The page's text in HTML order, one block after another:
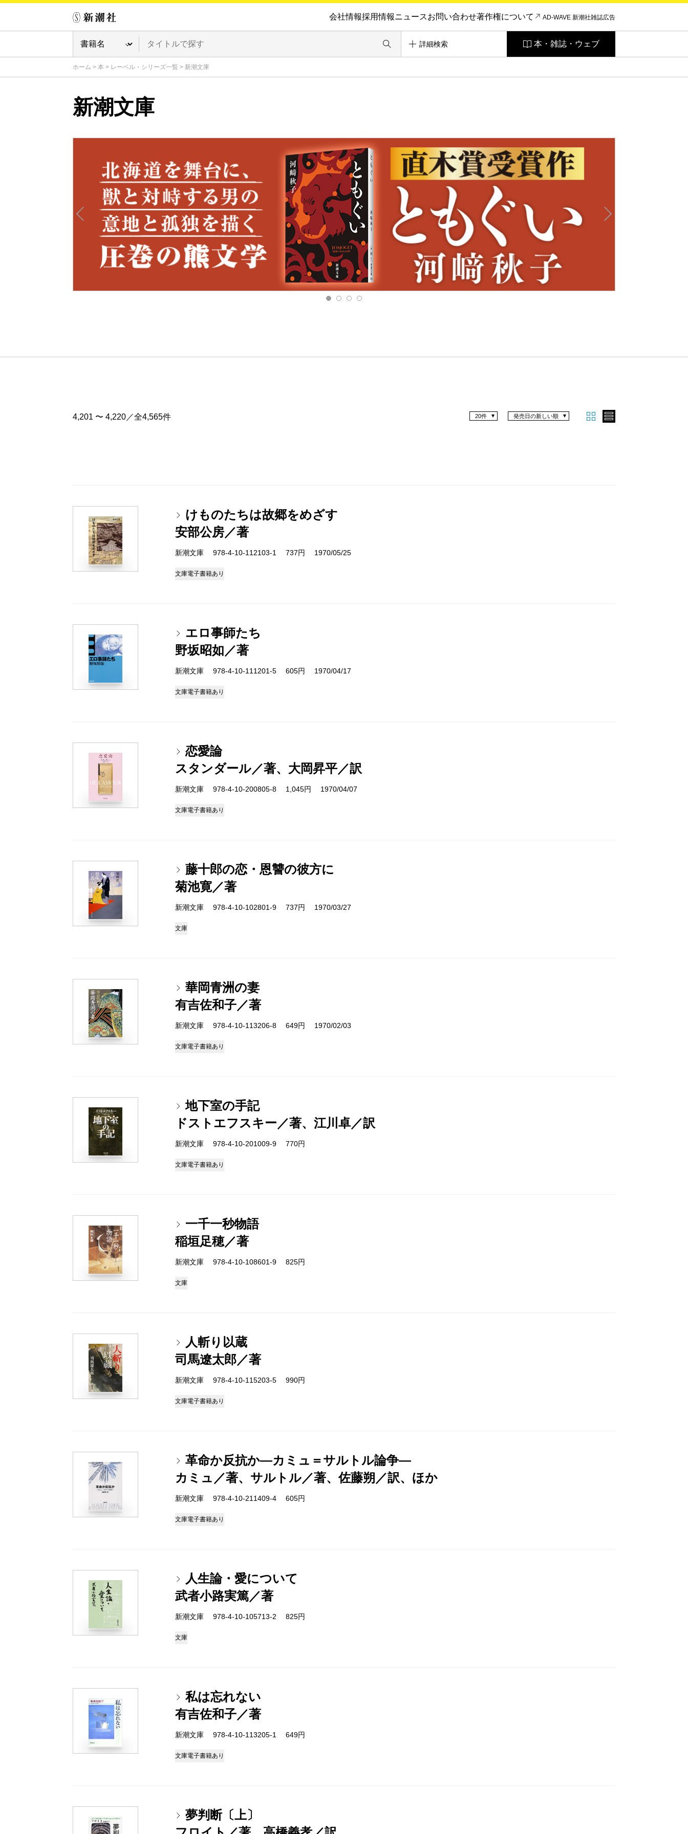
会社情報採用情報ニュースお問い合わせ著作権について AD-WAVE 新潮社雑誌広告
詳細検索 本・雑誌・ウェブ
ホーム > 本 > レーベル・シリーズ一覧 > 新潮文庫
新潮文庫
4,201 〜 4,220／全4,565件 発売日の新しい順
20件
けものたちは故郷をめざす
安部公房／著
新潮文庫 978-4-10-112103-1 737円 1970/05/25
文庫電子書籍あり
エロ事師たち
野坂昭如／著
新潮文庫 978-4-10-111201-5 605円 1970/04/17
文庫電子書籍あり
恋愛論
スタンダール／著、大岡昇平／訳
新潮文庫 978-4-10-200805-8 1,045円 1970/04/07
文庫電子書籍あり
藤十郎の恋・恩讐の彼方に
菊池寛／著
新潮文庫 978-4-10-102801-9 737円 1970/03/27
文庫
華岡青洲の妻
有吉佐和子／著
新潮文庫 978-4-10-113206-8 649円 1970/02/03
文庫電子書籍あり
地下室の手記
ドストエフスキー／著、江川卓／訳
新潮文庫 978-4-10-201009-9 770円
文庫電子書籍あり
一千一秒物語
稲垣足穂／著
新潮文庫 978-4-10-108601-9 825円
文庫
人斬り以蔵
司馬遼太郎／著
新潮文庫 978-4-10-115203-5 990円
文庫電子書籍あり
革命か反抗か―カミュ＝サルトル論争―
カミュ／著、サルトル／著、佐藤朔／訳、ほか
新潮文庫 978-4-10-211409-4 605円
文庫電子書籍あり
人生論・愛について
武者小路実篤／著
新潮文庫 978-4-10-105713-2 825円
文庫
私は忘れない
有吉佐和子／著
新潮文庫 978-4-10-113205-1 649円
文庫電子書籍あり
夢判断〔上〕